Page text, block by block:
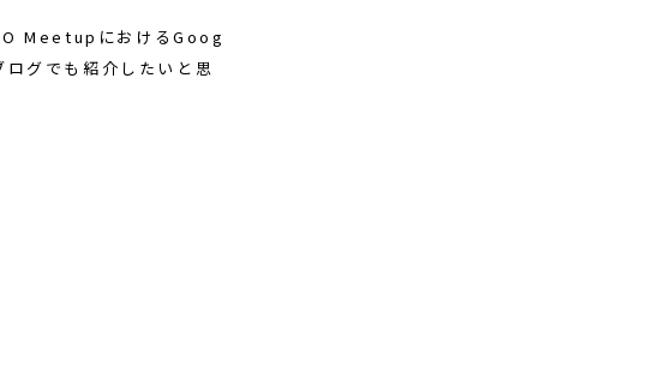
MeetupにおけるGoog
グでも紹介したいと思